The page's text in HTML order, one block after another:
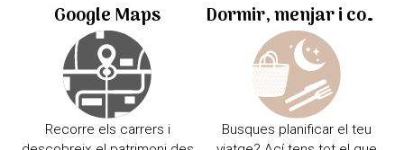
Google Maps
Recorre els carrers i
Dormir, menjar i comprar
Busques planificar el teu